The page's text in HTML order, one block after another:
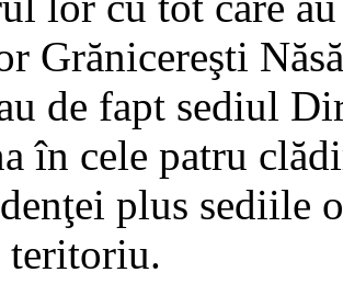
Grănicereşti
de fapt sediul
în cele patru
plus sediile
teritoriu.